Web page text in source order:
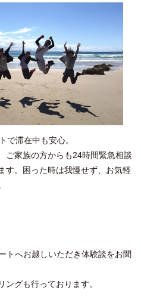
で滞在中も安心。
ご家族の方からも24時間緊急相談
す。困った時は我慢せず、お気軽
トへお越しいただき体験談をお聞
ングも行っております。